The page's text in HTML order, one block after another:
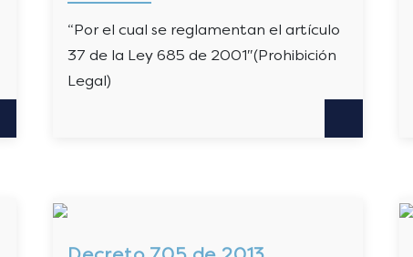
“Por el cual se reglamentan el artículo
37 de la Ley 685 de 2001″(Prohibición
Legal)